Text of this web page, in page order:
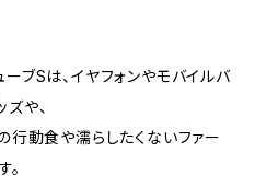
ブSは、イヤフォンやモバイルバ
や、
行動食や濡らしたくないファー
。